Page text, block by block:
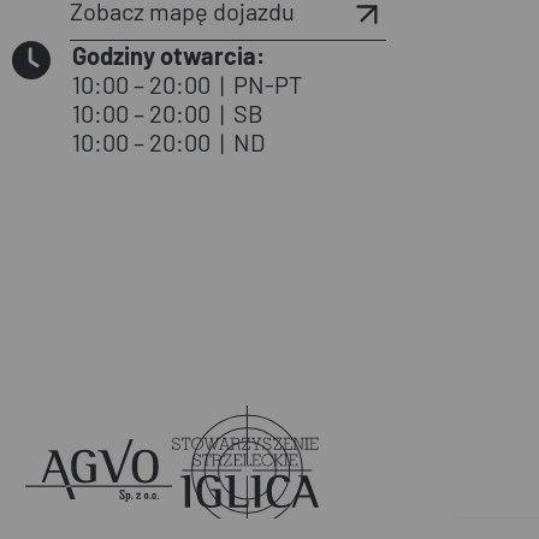
Zobacz mapę dojazdu
Godziny otwarcia:
10:00 – 20:00 |PN-PT
10:00 – 20:00 |SB
10:00 – 20:00 |ND
Agvo Iglica